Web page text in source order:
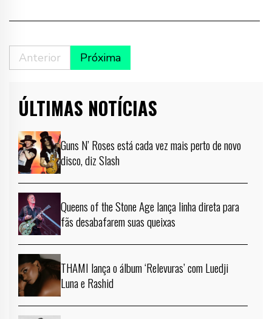
Anterior Próxima
ÚLTIMAS NOTÍCIAS
Guns N’ Roses está cada vez mais perto de novo
disco, diz Slash
Queens of the Stone Age lança linha direta para
fãs desabafarem suas queixas
THAMI lança o álbum ‘Relevuras’ com Luedji
Luna e Rashid